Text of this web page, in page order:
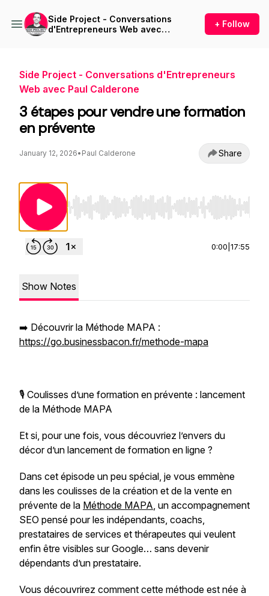
Side Project - Conversations
d'Entrepreneurs Web avec
+ Follow
Side Project - Conversations d'Entrepreneurs
Web avec Paul Calderone
3 étapes pour vendre une formation
en prévente
January 12, 2026• Paul Calderone Share
Use Left/Right to seek, Home/End to jump to
0:00 17:55
Show Notes
➡️ Découvrir la Méthode MAPA :
https://go.businessbacon.fr/methode-mapa
🎙️ Coulisses d’une formation en prévente : lancement
de la Méthode MAPA
Et si, pour une fois, vous découvriez l’envers du
décor d’un lancement de formation en ligne ?
Dans cet épisode un peu spécial, je vous emmène
dans les coulisses de la création et de la vente en
prévente de la Méthode MAPA, un accompagnement
SEO pensé pour les indépendants, coachs,
prestataires de services et thérapeutes qui veulent
enfin être visibles sur Google… sans devenir
dépendants d’un prestataire.
Vous découvrirez comment cette méthode est née à